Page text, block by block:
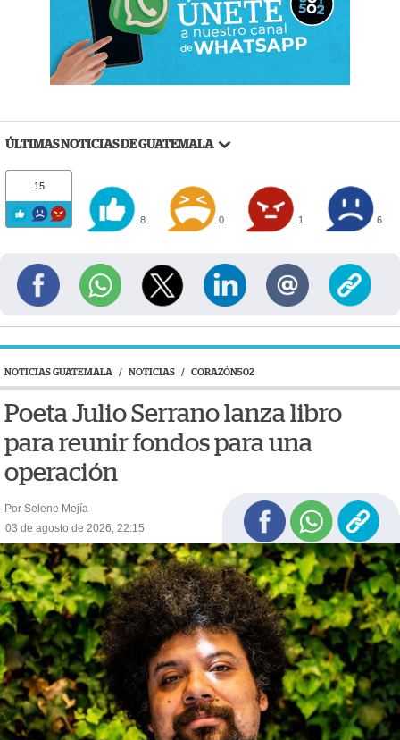
ÚLTIMAS NOTICIAS DE GUATEMALA
15
8 0 1 6
NOTICIAS GUATEMALA / NOTICIAS / CORAZÓN502
Poeta Julio Serrano lanza libro
para reunir fondos para una
operación
Por Selene Mejía
03 de agosto de 2026, 22:15